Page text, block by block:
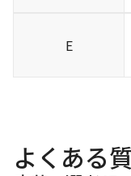
E
よくある